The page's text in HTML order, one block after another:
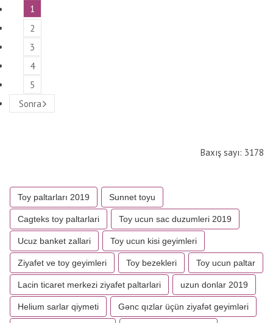
1
2
3
4
5
Sonra
Baxış sayı: 3178
Toy paltarları 2019 Sunnet toyu
Cagteks toy paltarlari Toy ucun sac duzumleri 2019
Ucuz banket zallari Toy ucun kisi geyimleri
Ziyafet ve toy geyimleri Toy bezekleri Toy ucun paltar
Lacin ticaret merkezi ziyafet paltarlari uzun donlar 2019
Helium sarlar qiymeti Gənc qızlar üçün ziyafət geyimləri